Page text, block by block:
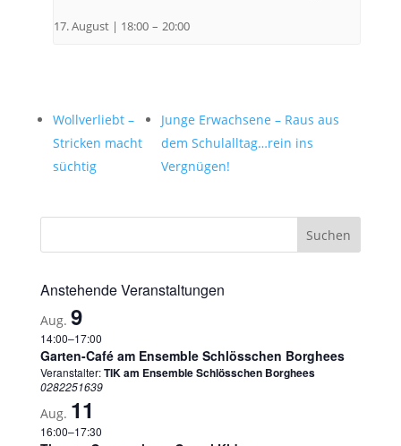
17. August | 18:00 – 20:00
Wollverliebt –
Stricken macht
süchtig
Junge Erwachsene – Raus aus
dem Schulalltag…rein ins
Vergnügen!
Anstehende Veranstaltungen
Aug. 9
14:00–17:00
Garten-Café am Ensemble Schlösschen Borghees
Veranstalter:TIK am Ensemble Schlösschen Borghees
0282251639
Aug. 11
16:00–17:30